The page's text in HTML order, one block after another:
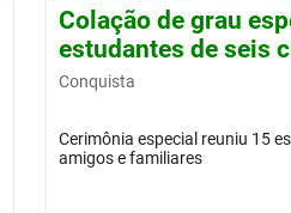
Colação de grau
estudantes de seis
Conquista
Cerimônia especial reuniu 15
amigos e familiares